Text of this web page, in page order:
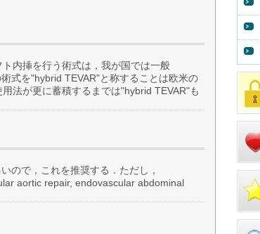
内挿を行う術式は，我が国では一般
式を"hybrid TEVAR"と称することは欧米の
法が更に蓄積するまでは"hybrid TEVAR"も
ので，これを推奨する．ただし，
aortic repair, endovascular abdominal